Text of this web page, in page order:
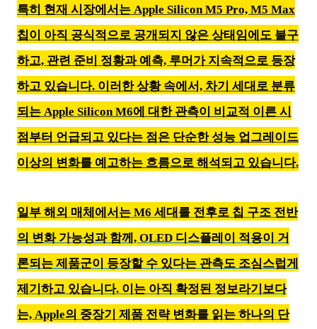
특히 현재 시장에서는 Apple Silicon M5 Pro, M5 Max
칩이 아직 공식적으로 공개되지 않은 상태임에도 불구
하고, 관련 준비 정황과 예측, 루머가 지속적으로 등장
하고 있습니다. 이러한 상황 속에서, 차기 세대로 분류
되는 Apple Silicon M6에 대한 관측이 비교적 이른 시
점부터 언급되고 있다는 점은 단순한 성능 업그레이드
이상의 변화를 예고하는 흐름으로 해석되고 있습니다.
일부 해외 매체에서는 M6 세대를 전후로 칩 구조 전반
의 변화 가능성과 함께, OLED 디스플레이 적용이 거
론되는 제품군이 등장할 수 있다는 관측도 조심스럽게
제기하고 있습니다. 이는 아직 확정된 정보라기보다
는, Apple의 중장기 제품 전략 변화를 읽는 하나의 단